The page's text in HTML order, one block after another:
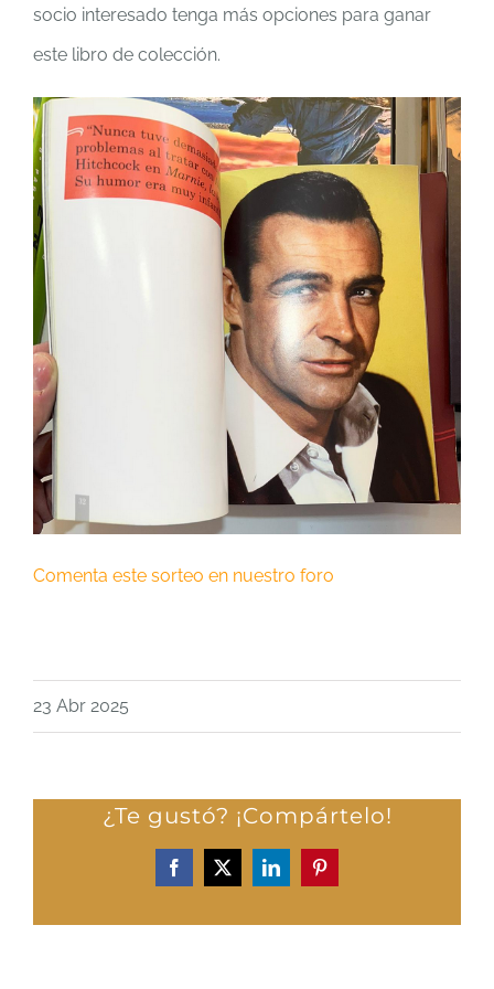
socio interesado tenga más opciones para ganar
este libro de colección.
Comenta este sorteo en nuestro foro
23 Abr 2025
¿Te gustó? ¡Compártelo!
Facebook
X LinkedInPinterest